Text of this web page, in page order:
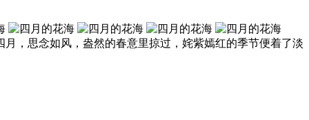
，思念如风，盎然的春意里掠过，姹紫嫣红的季节便着了淡